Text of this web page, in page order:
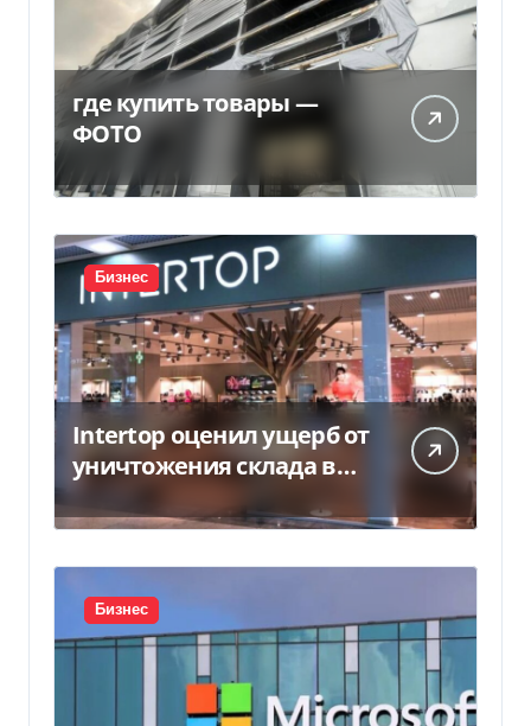
где купить товары —
ФОТО
Бизнес
Intertop оценил ущерб от
уничтожения склада в
Бизнес